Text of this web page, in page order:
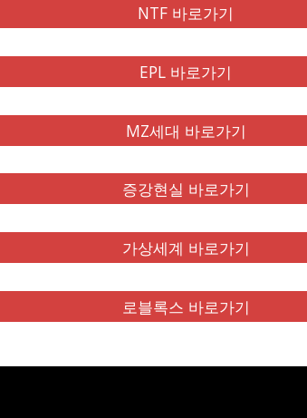
NTF 바로가기
EPL 바로가기
MZ세대 바로가기
증강현실 바로가기
가상세계 바로가기
로블록스 바로가기